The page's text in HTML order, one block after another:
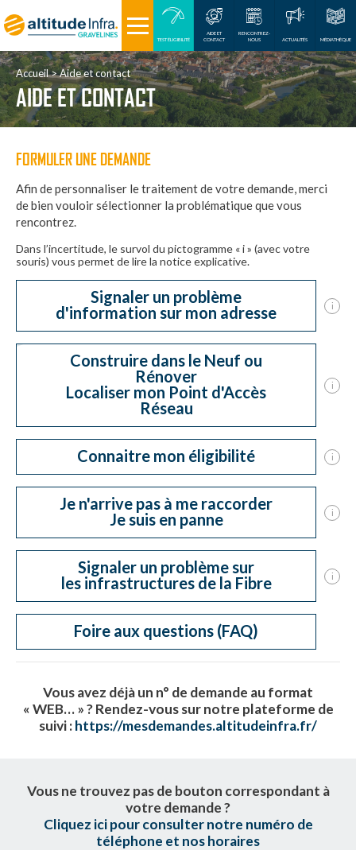
TEST ÉLIGIBILITÉ
AIDE ET
CONTACT
RENCONTREZ-
NOUS
ACTUALITÉS MÉDIATHÈQUE
Accueil Aide et contact
AIDE ET CONTACT
FORMULER UNE DEMANDE
Afin de personnaliser le traitement de votre demande, merci
de bien vouloir sélectionner la problématique que vous
rencontrez.
Dans l’incertitude, le survol du pictogramme « i » (avec votre
souris) vous permet de lire la notice explicative.
Signaler un problème
d'information sur mon adresse
i
Construire dans le Neuf ou
Rénover
Localiser mon Point d'Accès
Réseau
i
Connaitre mon éligibilité i
Je n'arrive pas à me raccorder
Je suis en panne
i
Signaler un problème sur
les infrastructures de la Fibre
i
Foire aux questions (FAQ)
Vous avez déjà un n° de demande au format
« WEB… » ?Rendez-vous sur notre plateforme de
suivi :https://mesdemandes.altitudeinfra.fr/
Vous ne trouvez pas de bouton correspondant à
votre demande ?
Cliquez ici pour consulter notre numéro de
téléphone et nos horaires